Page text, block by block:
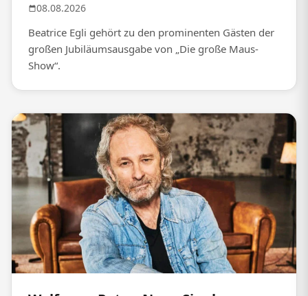
08.08.2026
Beatrice Egli gehört zu den prominenten Gästen der
großen Jubiläumsausgabe von „Die große Maus-
Show“.